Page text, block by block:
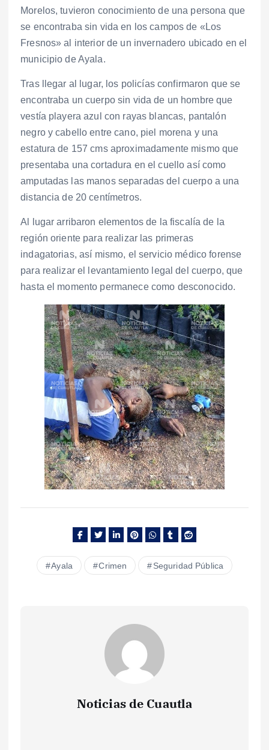
Morelos, tuvieron conocimiento de una persona que
se encontraba sin vida en los campos de «Los
Fresnos» al interior de un invernadero ubicado en el
municipio de Ayala.
Tras llegar al lugar, los policías confirmaron que se
encontraba un cuerpo sin vida de un hombre que
vestía playera azul con rayas blancas, pantalón
negro y cabello entre cano, piel morena y una
estatura de 157 cms aproximadamente mismo que
presentaba una cortadura en el cuello así como
amputadas las manos separadas del cuerpo a una
distancia de 20 centímetros.
Al lugar arribaron elementos de la fiscalía de la
región oriente para realizar las primeras
indagatorias, así mismo, el servicio médico forense
para realizar el levantamiento legal del cuerpo, que
hasta el momento permanece como desconocido.
Ayala Crimen Seguridad Pública
Noticias de Cuautla